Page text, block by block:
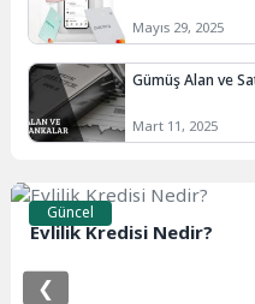
Mayıs 29, 2025
Gümüş Alan ve
Mart 11, 2025
Güncel
Evlilik Kredisi Nedir?
❮